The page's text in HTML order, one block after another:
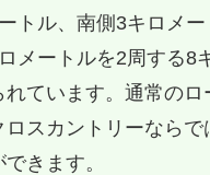
トル、南側3キロメー
メートルを2周する8
ています。通常のロ
スカントリーならで
きます。